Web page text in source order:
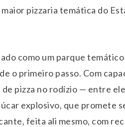
pizzaria temática do
como um parque
o primeiro passo. Com
pizza no rodízio — entre
explosivo, que promete
feita ali mesmo, com